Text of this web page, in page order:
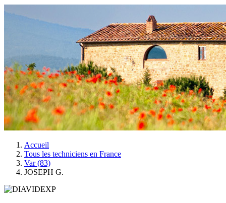
Accueil
Tous les techniciens en France
Var (83)
JOSEPH G.